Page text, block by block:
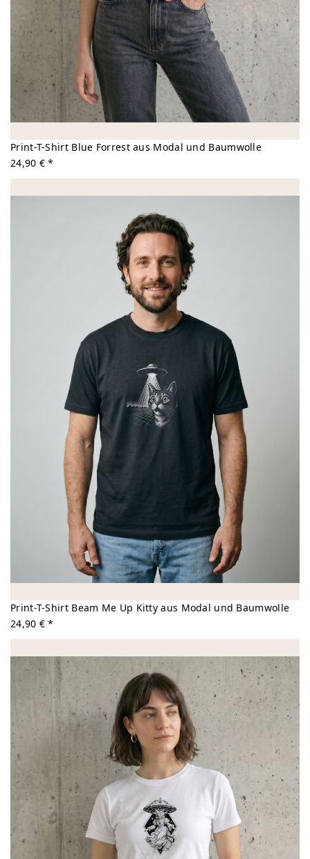
Print-T-Shirt Blue Forrest aus Modal und Baumwolle
24,90 € *
Print-T-Shirt Beam Me Up Kitty aus Modal und Baumwolle
24,90 € *